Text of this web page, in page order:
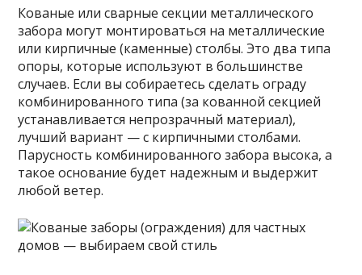
Кованые или сварные секции металлического
забора могут монтироваться на металлические
или кирпичные (каменные) столбы. Это два типа
опоры, которые используют в большинстве
случаев. Если вы собираетесь сделать ограду
комбинированного типа (за кованной секцией
устанавливается непрозрачный материал),
лучший вариант — с кирпичными столбами.
Парусность комбинированного забора высока, а
такое основание будет надежным и выдержит
любой ветер.